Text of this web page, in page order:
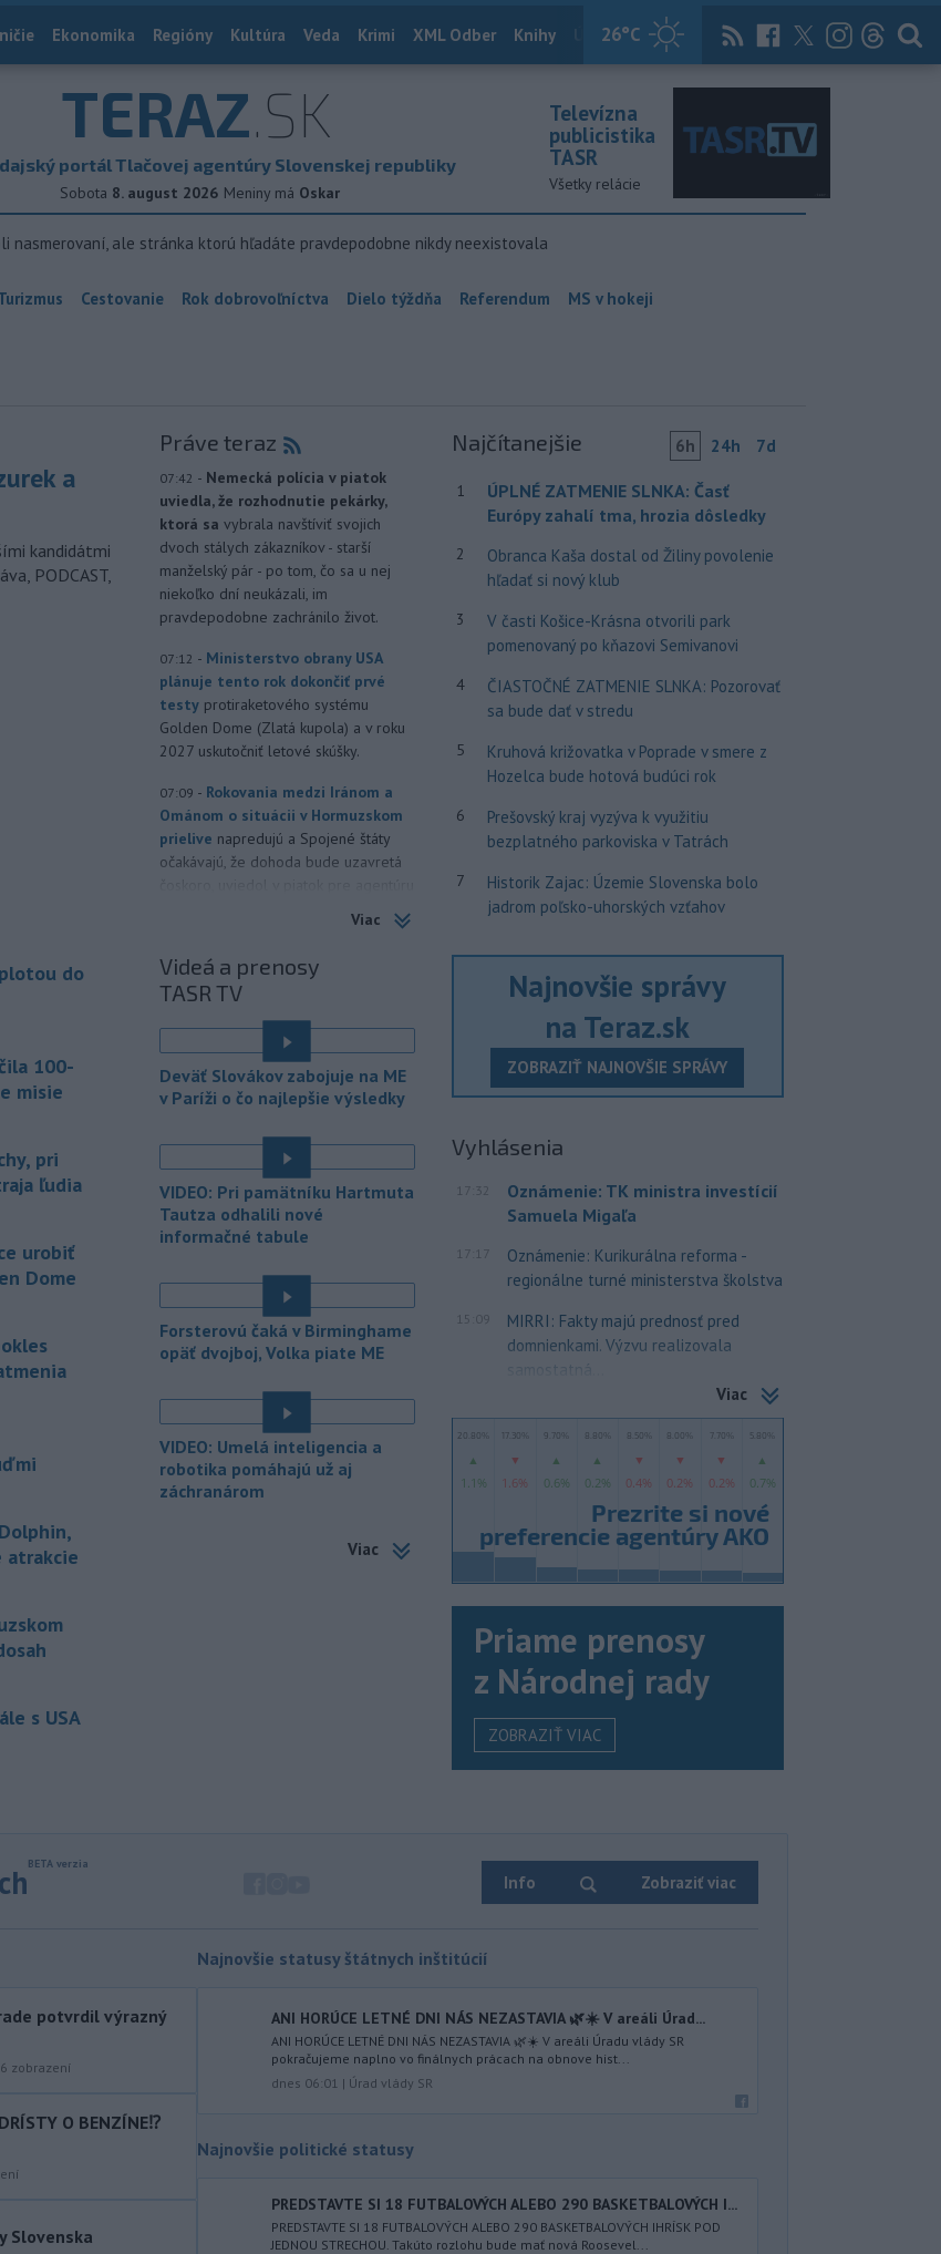
26°C
Ekonomika Regióny Kultúra Veda Krimi XML Odber Knihy Útulkovo Magazín News Now Archív
TERAZ.SK
portál Tlačovej agentúry Slovenskej republiky
Sobota 8. august 2026 Meniny má Oskar
Televízna
publicistika
TASR
Všetky relácie
nasmerovaní, ale stránka ktorú hľadáte pravdepodobne nikdy neexistovala
Cestovanie Rok dobrovoľníctva Dielo týždňa Referendum MS v hokeji
a
kandidátmi
PODCAST,
do
100-
misie
pri
ľudia
urobiť
Dome
atrakcie
s USA
Práve teraz
07:42 - Nemecká polícia v piatok
uviedla, že rozhodnutie pekárky,
ktorá sa vybrala navštíviť svojich
dvoch stálych zákazníkov - starší
manželský pár - po tom, čo sa u nej
niekoľko dní neukázali, im
pravdepodobne zachránilo život.
07:12 - Ministerstvo obrany USA
plánuje tento rok dokončiť prvé
testy protiraketového systému
Golden Dome (Zlatá kupola) a v roku
2027 uskutočniť letové skúšky.
07:09 - Rokovania medzi Iránom a
Ománom o situácii v Hormuzskom
prielive napredujú a Spojené štáty
očakávajú, že dohoda bude uzavretá
07:01 - Úrady vo východnej Číne v
sobotu zatvorili školy a mnohé
lokality v reakcii na tajfún
Dolphin, ktorý sa blíži k pevnine. TASR
o tom informuje na základe správy
agentúry AP.
Arnaldi vypadol na turnaji ATP
Masters 1000 v Montreale už v 3.
kole dvojhry.
20:18 - Pri požiari lesného porastu v
takmer 50 hasičov.
20:01 - Vláda Konžskej
demokratickej republiky (KDR) v
zásielkach oxidu kobaltnatého
vyvážaných do Číny nachádza urán.
19:49 - Senát Spojených štátov v
piatok schválil návrh zákona o
V bratislavskej rafinérii
produkt.
TASR o tom informovala
rafinéria s tým, že obyvateľom nehrozí
nebezpečenstvo.
úroveň hluku. Je preto dobré držať sa
chrániče sluchu či dodržiavať
Viac
Videá a prenosy
TASR TV
Deväť Slovákov zabojuje na ME
v Paríži o čo najlepšie výsledky
VIDEO: Pri pamätníku Hartmuta
Tautza odhalili nové
informačné tabule
Forsterovú čaká v Birminghame
opäť dvojboj, Volka piate ME
VIDEO: Umelá inteligencia a
robotika pomáhajú už aj
záchranárom
Viac
Najčítanejšie 6h 24h 7d
1
ÚPLNÉ ZATMENIE SLNKA: Časť
Európy zahalí tma, hrozia dôsledky
2
Obranca Kaša dostal od Žiliny povolenie
hľadať si nový klub
3
V časti Košice-Krásna otvorili park
pomenovaný po kňazovi Semivanovi
4
ČIASTOČNÉ ZATMENIE SLNKA: Pozorovať
sa bude dať v stredu
5
Kruhová križovatka v Poprade v smere z
Hozelca bude hotová budúci rok
6
Prešovský kraj vyzýva k využitiu
bezplatného parkoviska v Tatrách
7
Historik Zajac: Územie Slovenska bolo
jadrom poľsko-uhorských vzťahov
Najnovšie správy
na Teraz.sk
ZOBRAZIŤ NAJNOVŠIE SPRÁVY
Vyhlásenia
17:32
Oznámenie: TK ministra investícií
Samuela Migaľa
17:17
Oznámenie: Kurikurálna reforma -
regionálne turné ministerstva školstva
15:09
MIRRI: Fakty majú prednosť pred
domnienkami. Výzvu realizovala
samostatná...
Viac
Priame prenosy
z Národnej rady
ZOBRAZIŤ VIAC
Info Zobraziť viac
potvrdil výrazný
zobrazení
O BENZÍNE⁉️
Slovenska
Najnovšie statusy štátnych inštitúcií
ANI HORÚCE LETNÉ DNI NÁS NEZASTAVIA 🌿☀️ V areáli Úrad...
ANI HORÚCE LETNÉ DNI NÁS NEZASTAVIA 🌿☀️ V areáli Úradu vlády SR
pokračujeme naplno vo finálnych prácach na obnove hist...
dnes 06:01 | Úrad vlády SR
Najnovšie politické statusy
PREDSTAVTE SI 18 FUTBALOVÝCH ALEBO 290 BASKETBALOVÝCH I...
PREDSTAVTE SI 18 FUTBALOVÝCH ALEBO 290 BASKETBALOVÝCH IHRÍSK POD
JEDNOU STRECHOU. Takúto rozlohu bude mať nová Roosevel...